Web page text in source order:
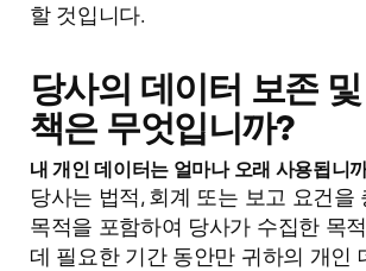
할 것입니다.
당사의 데이터 보존
책은 무엇입니까?
내 개인 데이터는 얼마나 오래 사용됩니
당사는 법적, 회계 또는 보고 요건을
목적을 포함하여 당사가 수집한 목
데 필요한 기간 동안만 귀하의 개인